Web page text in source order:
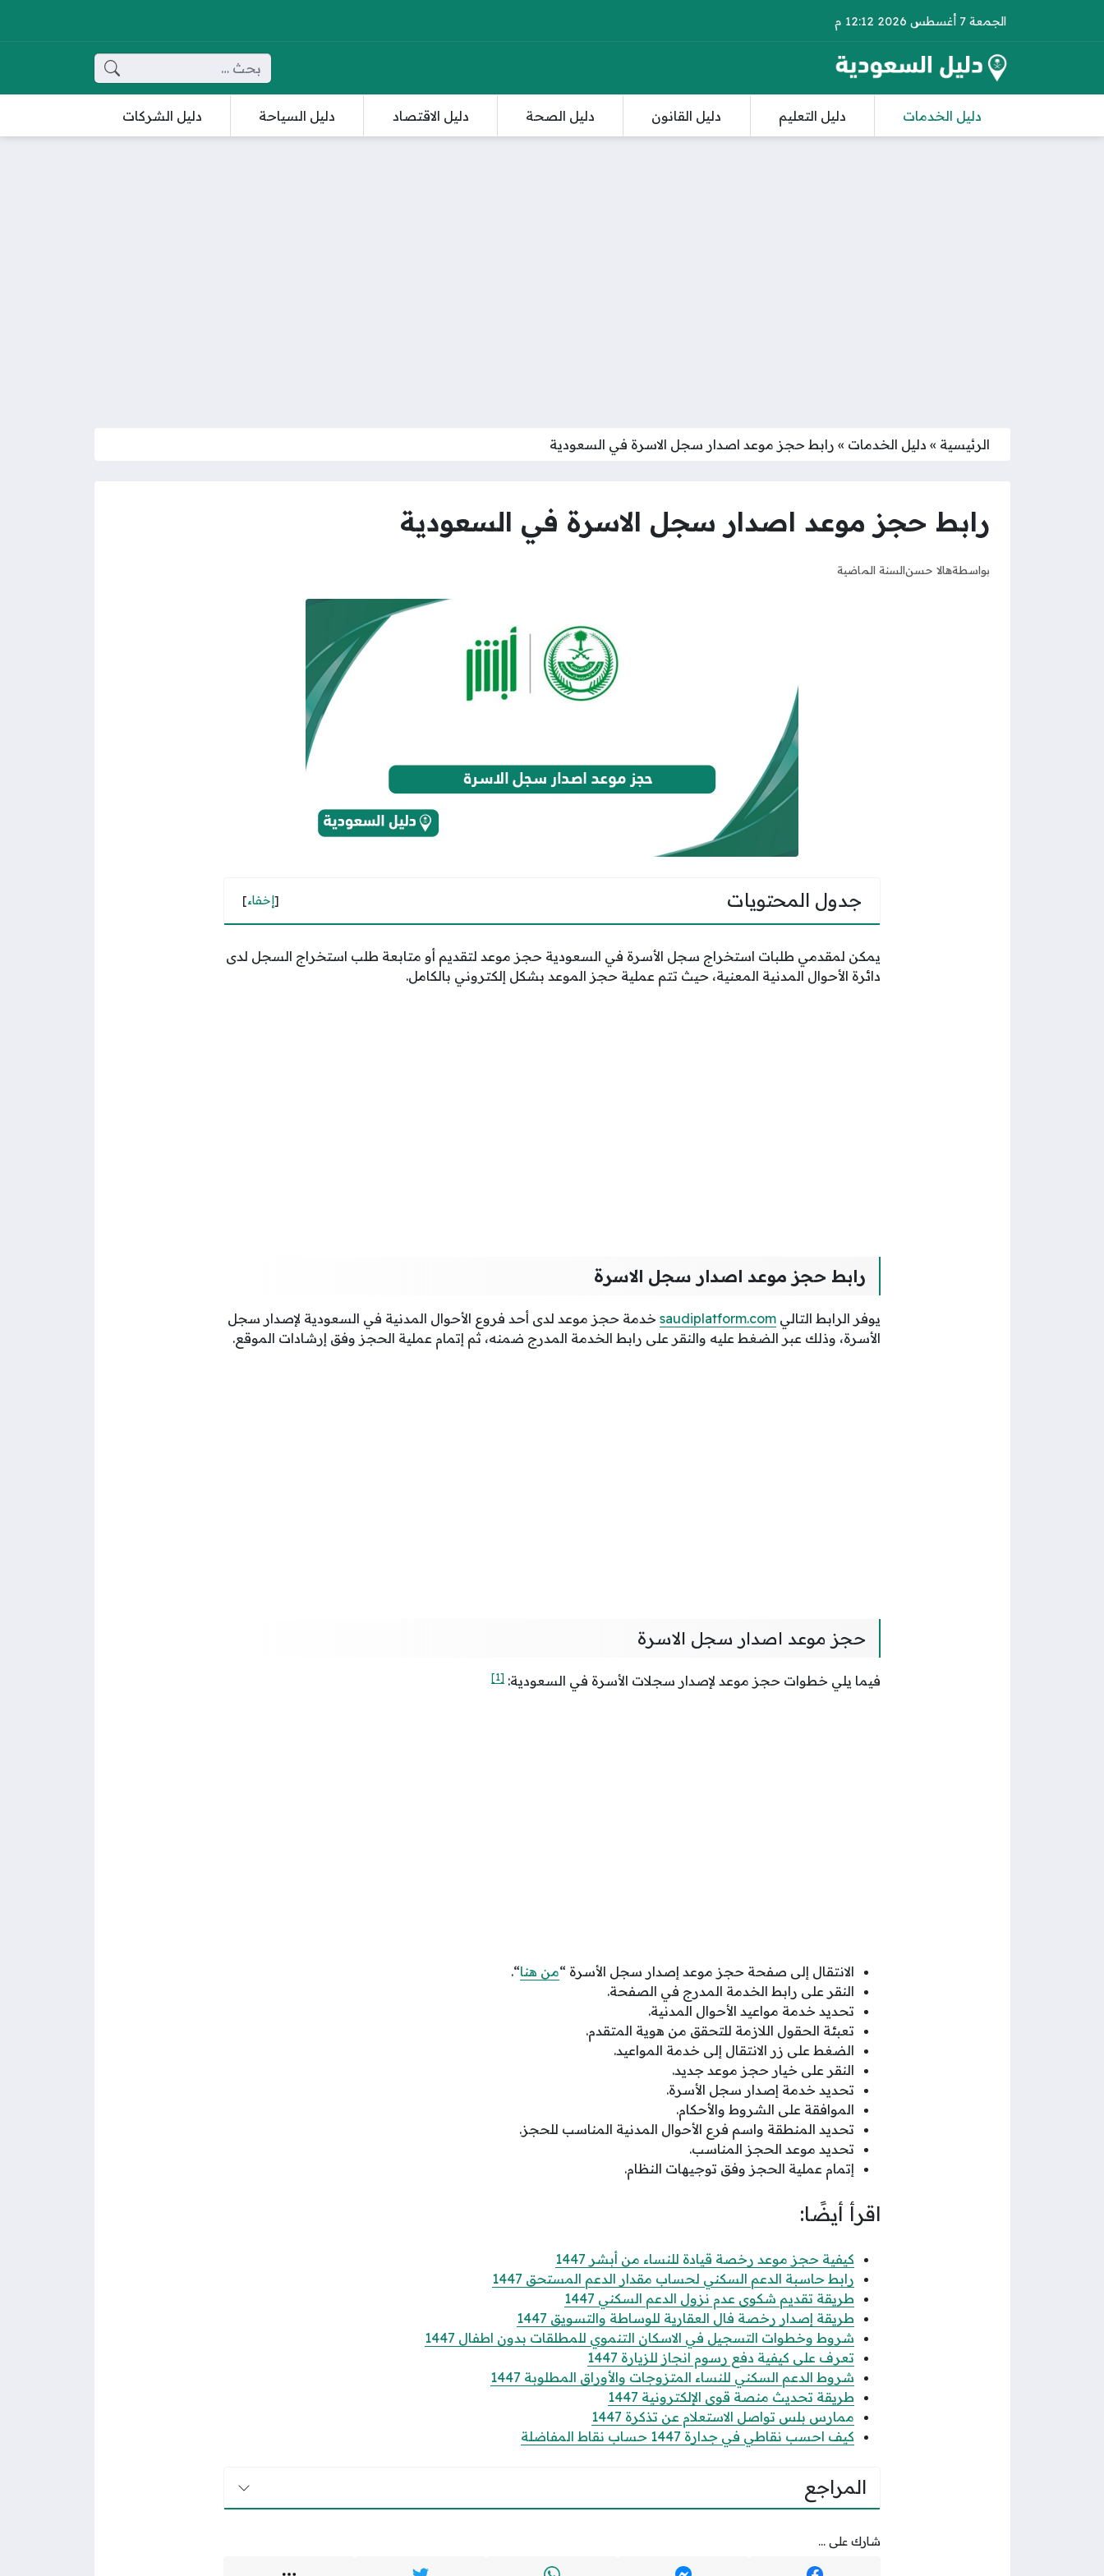
الجمعة 7 أغسطس 2026 12:12 م
البحث عن:
دليل الخدمات دليل التعليم دليل القانون دليل الصحة دليل الاقتصاد دليل السياحة دليل الشركات
الرئيسية » دليل الخدمات » رابط حجز موعد اصدار سجل الاسرة في السعودية
رابط حجز موعد اصدار سجل الاسرة في السعودية
بواسطةهالا حسنالسنة الماضية
جدول المحتويات [إخفاء]
يمكن لمقدمي طلبات استخراج سجل الأسرة في السعودية حجز موعد لتقديم أو متابعة طلب استخراج السجل لدى
دائرة الأحوال المدنية المعنية، حيث تتم عملية حجز الموعد بشكل إلكتروني بالكامل.
رابط حجز موعد اصدار سجل الاسرة
يوفر الرابط التالي saudiplatform.com خدمة حجز موعد لدى أحد فروع الأحوال المدنية في السعودية لإصدار سجل
الأسرة، وذلك عبر الضغط عليه والنقر على رابط الخدمة المدرج ضمنه، ثم إتمام عملية الحجز وفق إرشادات الموقع.
حجز موعد اصدار سجل الاسرة
فيما يلي خطوات حجز موعد لإصدار سجلات الأسرة في السعودية: [1]
الانتقال إلى صفحة حجز موعد إصدار سجل الأسرة “من هنا“.
النقر على رابط الخدمة المدرج في الصفحة.
تحديد خدمة مواعيد الأحوال المدنية.
تعبئة الحقول اللازمة للتحقق من هوية المتقدم.
الضغط على زر الانتقال إلى خدمة المواعيد.
النقر على خيار حجز موعد جديد.
تحديد خدمة إصدار سجل الأسرة.
الموافقة على الشروط والأحكام.
تحديد المنطقة واسم فرع الأحوال المدنية المناسب للحجز.
تحديد موعد الحجز المناسب.
إتمام عملية الحجز وفق توجيهات النظام.
اقرأ أيضًا:
كيفية حجز موعد رخصة قيادة للنساء من أبشر 1447
رابط حاسبة الدعم السكني لحساب مقدار الدعم المستحق 1447
طريقة تقديم شكوى عدم نزول الدعم السكني 1447
طريقة إصدار رخصة فال العقارية للوساطة والتسويق 1447
شروط وخطوات التسجيل في الاسكان التنموي للمطلقات بدون اطفال 1447
تعرف على كيفية دفع رسوم انجاز للزيارة 1447
شروط الدعم السكني للنساء المتزوجات والأوراق المطلوبة 1447
طريقة تحديث منصة قوى الإلكترونية 1447
ممارس بلس تواصل الاستعلام عن تذكرة 1447
كيف احسب نقاطي في جدارة 1447 حساب نقاط المفاضلة
المراجع
شارك على ...